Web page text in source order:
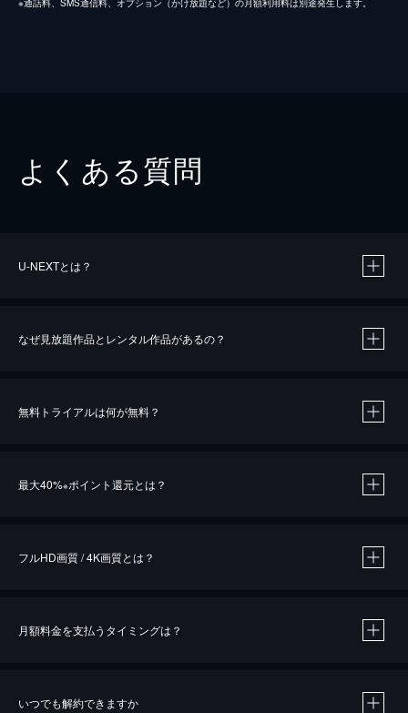
よくある質問
U-NEXTとは？
なぜ見放題作品とレンタル作品があるの？
無料トライアルは何が無料？
最大40%※ポイント還元とは？
※40％ポイント還元の対象は、クレジットカード決済による作品の購入 / レンタルです。
iOSアプリのUコイン決済による作品の購入 / レンタルは、20％のポイント還元です。
フルHD画質 / 4K画質とは？
月額料金を支払うタイミングは？
いつでも解約できますか